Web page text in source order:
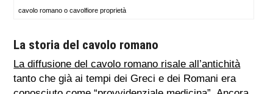
cavolo romano o cavolfiore proprietà
La storia del cavolo romano
La diffusione del cavolo romano risale all’antichità
tanto che già ai tempi dei Greci e dei Romani era